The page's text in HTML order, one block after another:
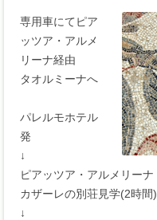
専用車にてピア
ッツア・アルメ
リーナ経由
タオルミーナへ
パレルモホテル
発
↓
ピアッツア・アルメリーナ
カザーレの別荘見学(2時間)
↓